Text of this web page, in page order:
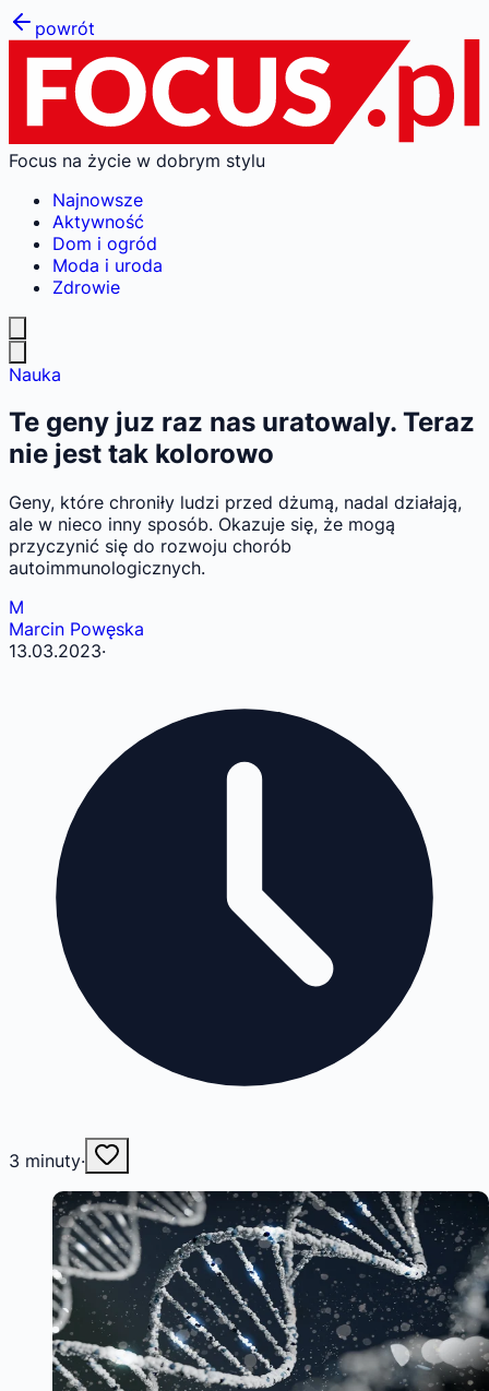
powrót
Focus na życie w dobrym stylu
Najnowsze
Aktywność
Dom i ogród
Moda i uroda
Zdrowie
Nauka
Te geny juz raz nas uratowaly. Teraz
nie jest tak kolorowo
Geny, które chroniły ludzi przed dżumą, nadal działają,
ale w nieco inny sposób. Okazuje się, że mogą
przyczynić się do rozwoju chorób
autoimmunologicznych.
M
Marcin Powęska
13.03.2023·
3 minuty·